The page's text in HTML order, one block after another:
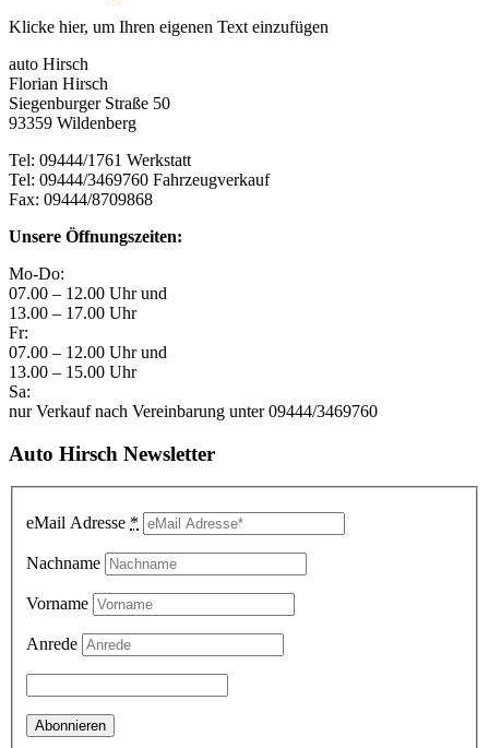
Klicke hier, um Ihren eigenen Text einzufügen
auto Hirsch
Florian Hirsch
Siegenburger Straße 50
93359 Wildenberg
Tel: 09444/1761 Werkstatt
Tel: 09444/3469760 Fahrzeugverkauf
Fax: 09444/8709868
Unsere Öffnungszeiten:
Mo-Do:
07.00 – 12.00 Uhr und
13.00 – 17.00 Uhr
Fr:
07.00 – 12.00 Uhr und
13.00 – 15.00 Uhr
Sa:
nur Verkauf nach Vereinbarung unter 09444/3469760
Auto Hirsch Newsletter
eMail Adresse *
Nachname
Vorname
Anrede